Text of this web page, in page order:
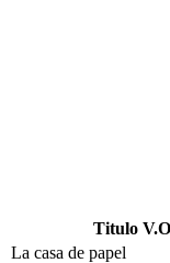
Titulo
La casa de papel